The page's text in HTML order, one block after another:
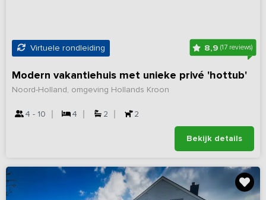
Virtuele rondleiding 8,9(17 reviews)
Modern vakantiehuis met unieke privé 'hottub'
Noord-Holland, omgeving Hollands Kroon
4 - 10 4 2 2
Bekijk details